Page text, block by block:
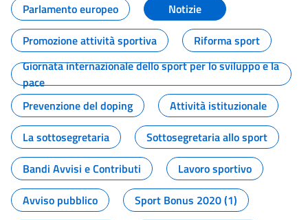
Parlamento europeo
Notizie
Promozione attività sportiva
Riforma sport
Giornata internazionale dello sport per lo sviluppo e la
pace
Prevenzione del doping
Attività istituzionale
La sottosegretaria
Sottosegretaria allo sport
Bandi Avvisi e Contributi
Lavoro sportivo
Avviso pubblico
Sport Bonus 2020 (1)